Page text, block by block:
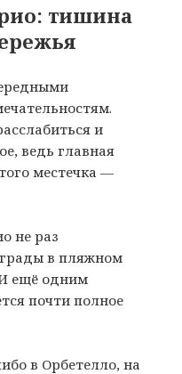
тишина
и
ведь главная
местечка —
не раз
в пляжном
ещё одним
почти полное
в Орбетелло, на